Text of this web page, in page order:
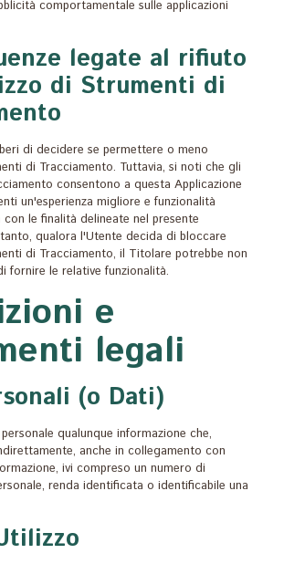
comportamentale sulle applicazioni
legate al rifiuto
di Strumenti di
di decidere se permettere o meno
di Tracciamento. Tuttavia, si noti che gli
consentono a questa Applicazione
un'esperienza migliore e funzionalità
con le finalità delineate nel presente
qualora l'Utente decida di bloccare
di Tracciamento, il Titolare potrebbe non
fornire le relative funzionalità.
e
legali
(o Dati)
qualunque informazione che,
anche in collegamento con
ivi compreso un numero di
renda identificata o identificabile una